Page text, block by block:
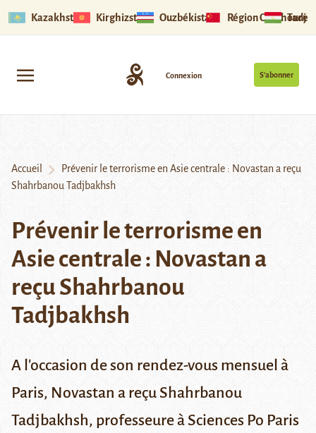
Kazakhstan Kirghizstan Ouzbékistan Région Ouïghoure
S’abonner
Connexion
Accueil
Prévenir le terrorisme en Asie centrale : Novastan a reçu
Shahrbanou Tadjbakhsh
Prévenir le terrorisme en
Asie centrale : Novastan a
reçu Shahrbanou
Tadjbakhsh
A l'occasion de son rendez-vous mensuel à
Paris, Novastan a reçu Shahrbanou
Tadjbakhsh, professeure à Sciences Po Paris